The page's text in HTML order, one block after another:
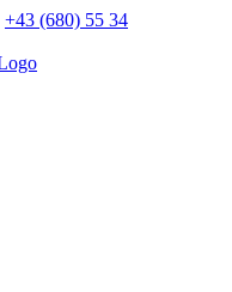
+43 (680) 55 34